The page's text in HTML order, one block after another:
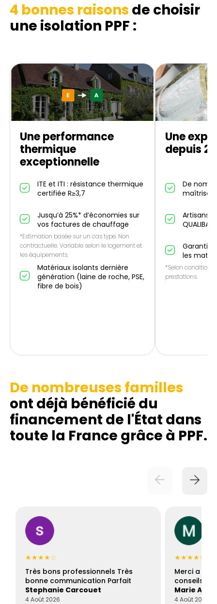
4 bonnes raisons de choisir
une isolation PPF :
Une performance
thermique
exceptionnelle
ITE et ITI : résistance thermique
certifiée R≥3,7
Jusqu’à 25%* d’économies sur
vos factures de chauffage
*Estimation basée sur un cas type. Non
contractuelle. Variable selon le logement et
les équipements.
Matériaux isolants dernière
génération (laine de roche, PSE,
fibre de bois)
Une
depuis
De
maîtrise
Artisans
QUALIBAT
Garantie
les
*Selon conditions
prestations.
De nombreuses familles
ont déjà bénéficié du
financement de l'État dans
toute la France grâce à PPF.
★★★★☆
Très bons professionnels Très
bonne communication Parfait
Stephanie Carcouet
4 Août 2026
★★★★★
Merci a
conseils
Marie
4 Août 2026